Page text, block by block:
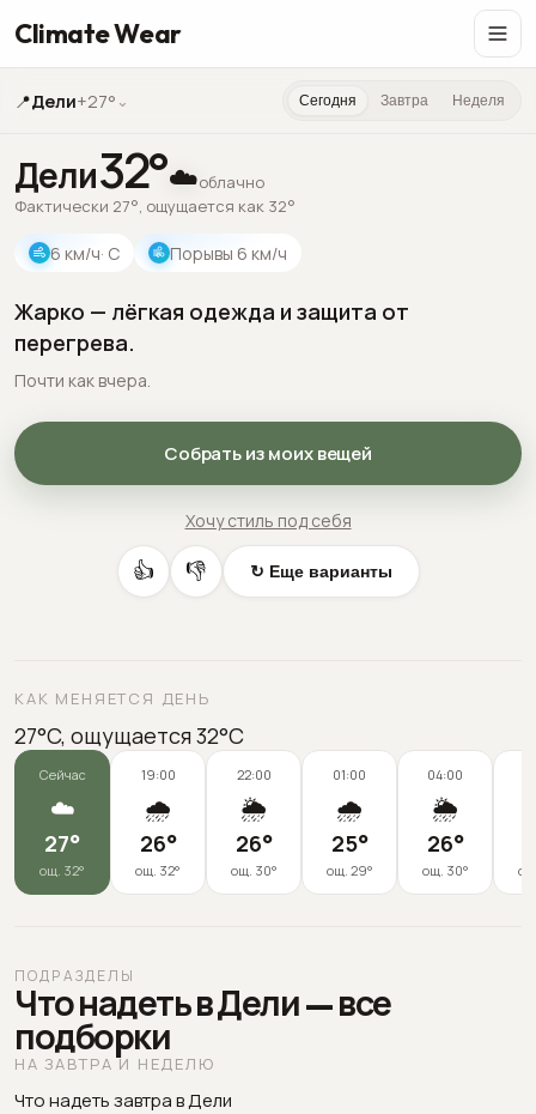
Climate Wear
📍Дели+27° ⌄ Сегодня Завтра Неделя
Дели32°☁️облачно
Фактически 27°, ощущается как 32°
6 км/ч· С Порывы 6 км/ч
Жарко — лёгкая одежда и защита от
перегрева.
Почти как вчера.
Собрать из моих вещей
Хочу стиль под себя
👍 👎 ↻ Еще варианты
КАК МЕНЯЕТСЯ ДЕНЬ
27°C, ощущается 32°C
Сейчас
☁️
27°
ощ. 32°
19:00
🌧️
26°
ощ. 32°
22:00
🌦️
26°
ощ. 30°
01:00
🌧️
25°
ощ. 29°
04:00
🌦️
26°
ощ. 30°
ПОДРАЗДЕЛЫ
Что надеть в Дели — все
подборки
НА ЗАВТРА И НЕДЕЛЮ
Что надеть завтра в Дели